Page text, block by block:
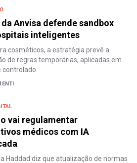
Anvisa defende sandbox
inteligentes
cosméticos, a estratégia prevê a
de regras temporárias, aplicadas em
controlado
vai regulamentar
médicos com IA
Haddad diz que atualização de normas